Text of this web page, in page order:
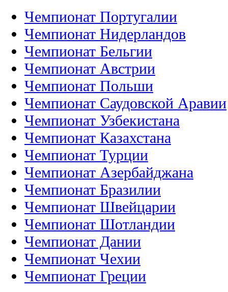
Чемпионат Португалии
Чемпионат Нидерландов
Чемпионат Бельгии
Чемпионат Австрии
Чемпионат Польши
Чемпионат Саудовской Аравии
Чемпионат Узбекистана
Чемпионат Казахстана
Чемпионат Турции
Чемпионат Азербайджана
Чемпионат Бразилии
Чемпионат Швейцарии
Чемпионат Шотландии
Чемпионат Дании
Чемпионат Чехии
Чемпионат Греции